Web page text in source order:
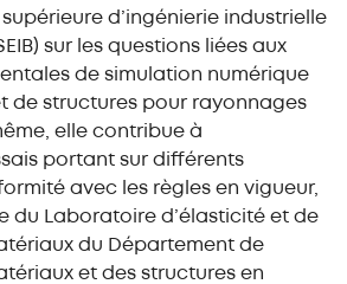
supérieure d’ingénierie industrielle
sur les questions liées aux
de simulation numérique
de structures pour rayonnages
elle contribue à
portant sur différents
avec les règles en vigueur,
du Laboratoire d’élasticité et de
du Département de
et des structures en